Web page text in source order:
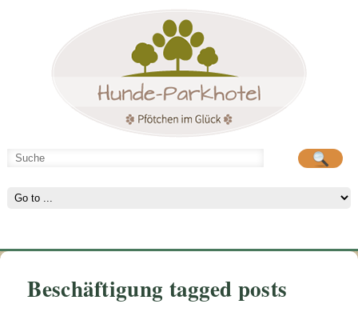
Hunde-Parkhotel
Beschäftigung tagged posts